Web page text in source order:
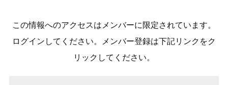
この情報へのアクセスはメンバーに限定されています。
ログインしてください。メンバー登録は下記リンクをク
リックしてください。